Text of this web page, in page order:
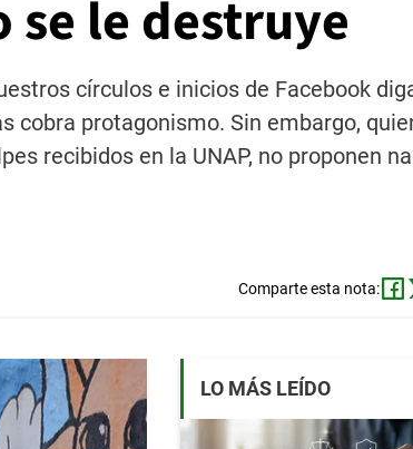
se le destruye
círculos e inicios de Facebook
cobra protagonismo. Sin embargo,
recibidos en la UNAP, no proponen
Comparte esta nota:
LO MÁS LEÍDO